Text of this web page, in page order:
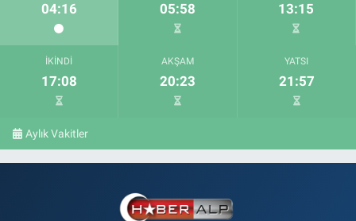
04:16 05:58 13:15
İKINDI
17:08
AKŞAM
20:23
YATSI
21:57
Aylık Vakitler